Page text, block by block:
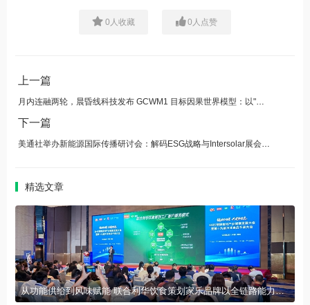
0 人收藏 0 人点赞
上一篇
月内连融两轮，晨昏线科技发布 GCWM1 目标因果世界模型：以"因果思考"重构具身智能
下一篇
精选文章
从功能供给到风味赋能 联合利华饮食策划家乐品牌以全链路能力赋能行业发展